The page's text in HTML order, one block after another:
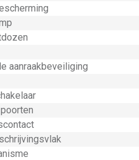
aanraakbeveiliging